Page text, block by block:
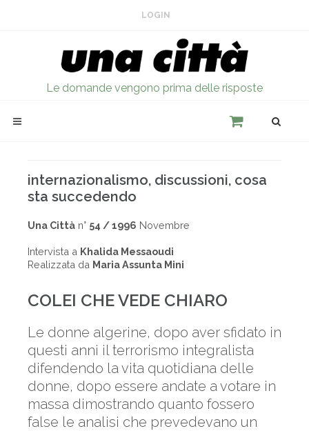
LOGIN
Le domande vengono prima delle risposte
internazionalismo, discussioni, cosa
sta succedendo
Una Città n° 54 / 1996 Novembre
Intervista a Khalida Messaoudi
Realizzata da Maria Assunta Mini
COLEI CHE VEDE CHIARO
Le donne algerine, dopo aver sfidato in
questi anni il terrorismo integralista
difendendo la vita quotidiana delle
donne, dopo essere andate a votare in
massa dimostrando quanto fossero
false le analisi che prevedevano un